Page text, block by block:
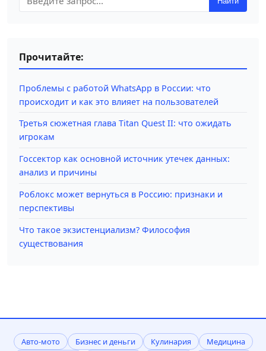
Прочитайте:
Проблемы с работой WhatsApp в России: что
происходит и как это влияет на пользователей
Третья сюжетная глава Titan Quest II: что ожидать
игрокам
Госсектор как основной источник утечек данных:
анализ и причины
Роблокс может вернуться в Россию: признаки и
перспективы
Что такое экзистенциализм? Философия
существования
Авто-мото Бизнес и деньги Кулинария Медицина